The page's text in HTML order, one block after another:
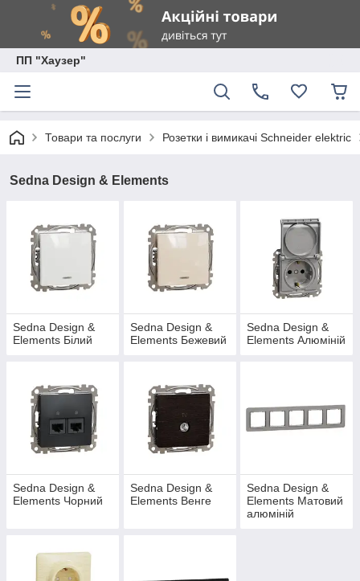
ПП "Хаузер"
Товари та послуги Розетки і вимикачі Schneider elektric
Sedna Design & Elements
Sedna Design &
Elements Білий
Sedna Design &
Elements Бежевий
Sedna Design &
Elements Алюміній
Sedna Design &
Elements Чорний
Sedna Design &
Elements Венге
Sedna Design &
Elements Матовий
алюміній